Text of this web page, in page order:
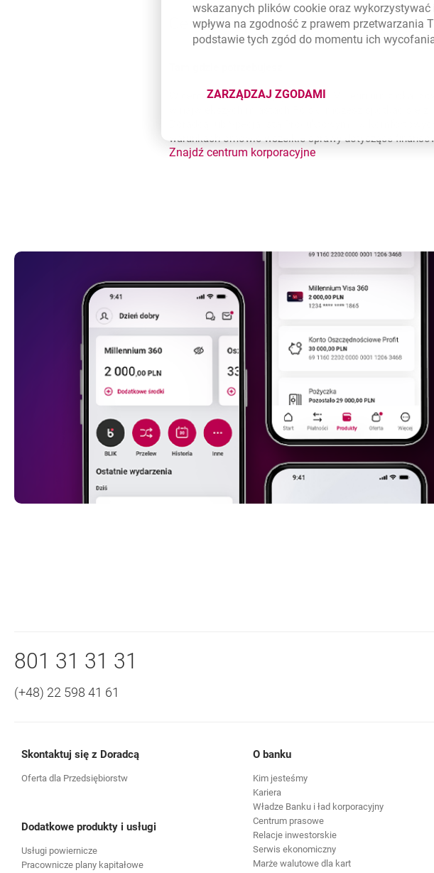
Centrakorporacyjne
W centrach korporacyjnych Banku Millennium
warunkach omówić wszelkie sprawy dotyczące
Znajdź centrum korporacyjne
Nawigacja dolna
Zadzwoń do nas
801 31 31 31
(+48) 22 598 41 61
Skontaktuj się z Doradcą
Oferta dla Przedsiębiorstw
Dodatkowe produkty i usługi
Usługi powiernicze
Pracownicze plany kapitałowe
O banku
Kim jesteśmy
Kariera
Władze Banku i ład korporacyjny
Centrum prasowe
Relacje inwestorskie
Serwis ekonomiczny
Marże walutowe dla kart
wskazanych plikówcookie oraz
wpływa na zgodność z prawem przetwarzania
podstawie tych zgód do momentu ich
ZARZĄDZAJ ZGODAMI
DOTYCZĄCYMI PLIKÓW